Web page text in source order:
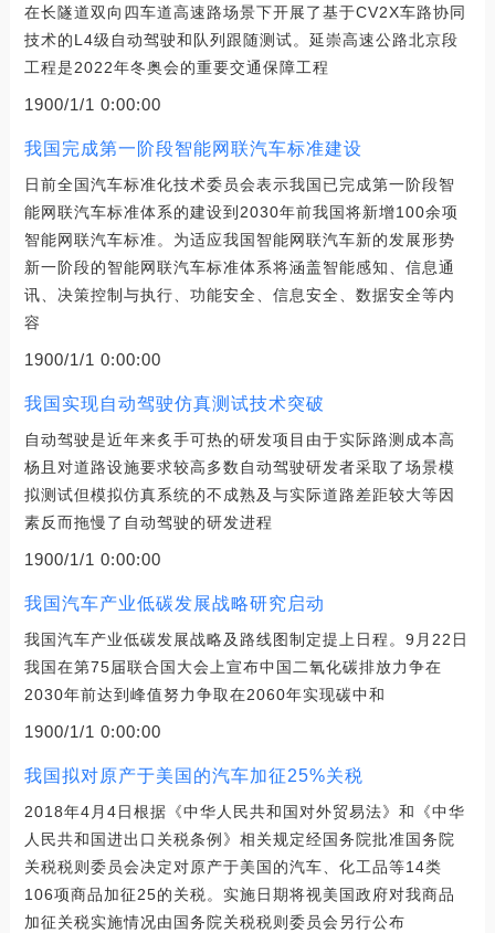
在长隧道双向四车道高速路场景下开展了基于CV2X车路协同
技术的L4级自动驾驶和队列跟随测试。延崇高速公路北京段
工程是2022年冬奥会的重要交通保障工程
1900/1/1 0:00:00
我国完成第一阶段智能网联汽车标准建设
日前全国汽车标准化技术委员会表示我国已完成第一阶段智
能网联汽车标准体系的建设到2030年前我国将新增100余项
智能网联汽车标准。为适应我国智能网联汽车新的发展形势
新一阶段的智能网联汽车标准体系将涵盖智能感知、信息通
讯、决策控制与执行、功能安全、信息安全、数据安全等内
容
1900/1/1 0:00:00
我国实现自动驾驶仿真测试技术突破
自动驾驶是近年来炙手可热的研发项目由于实际路测成本高
杨且对道路设施要求较高多数自动驾驶研发者采取了场景模
拟测试但模拟仿真系统的不成熟及与实际道路差距较大等因
素反而拖慢了自动驾驶的研发进程
1900/1/1 0:00:00
我国汽车产业低碳发展战略研究启动
我国汽车产业低碳发展战略及路线图制定提上日程。9月22日
我国在第75届联合国大会上宣布中国二氧化碳排放力争在
2030年前达到峰值努力争取在2060年实现碳中和
1900/1/1 0:00:00
我国拟对原产于美国的汽车加征25%关税
2018年4月4日根据《中华人民共和国对外贸易法》和《中华
人民共和国进出口关税条例》相关规定经国务院批准国务院
关税税则委员会决定对原产于美国的汽车、化工品等14类
106项商品加征25的关税。实施日期将视美国政府对我商品
加征关税实施情况由国务院关税税则委员会另行公布